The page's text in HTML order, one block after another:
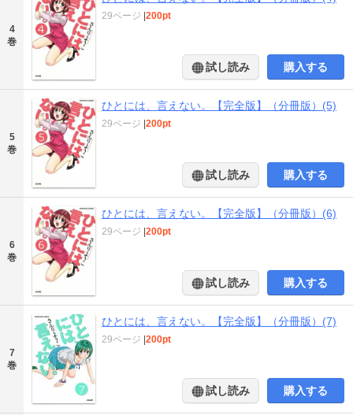
4
巻
29ページ |200pt
試し読み 購入する
5
巻
ひとには、言えない。【完全版】（分冊版）(5)
29ページ |200pt
試し読み 購入する
6
巻
ひとには、言えない。【完全版】（分冊版）(6)
29ページ |200pt
試し読み 購入する
7
巻
ひとには、言えない。【完全版】（分冊版）(7)
29ページ |200pt
試し読み 購入する